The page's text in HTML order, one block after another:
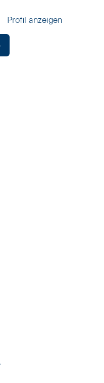
Profil anzeigen